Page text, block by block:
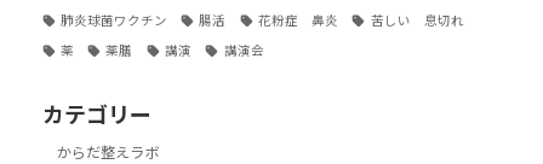
肺炎球菌ワクチン 腸活 花粉症 鼻炎 苦しい 息切れ
薬 薬膳 講演 講演会
カテゴリー
からだ整えラボ